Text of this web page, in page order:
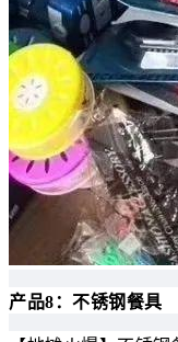
产品8：不锈钢餐具